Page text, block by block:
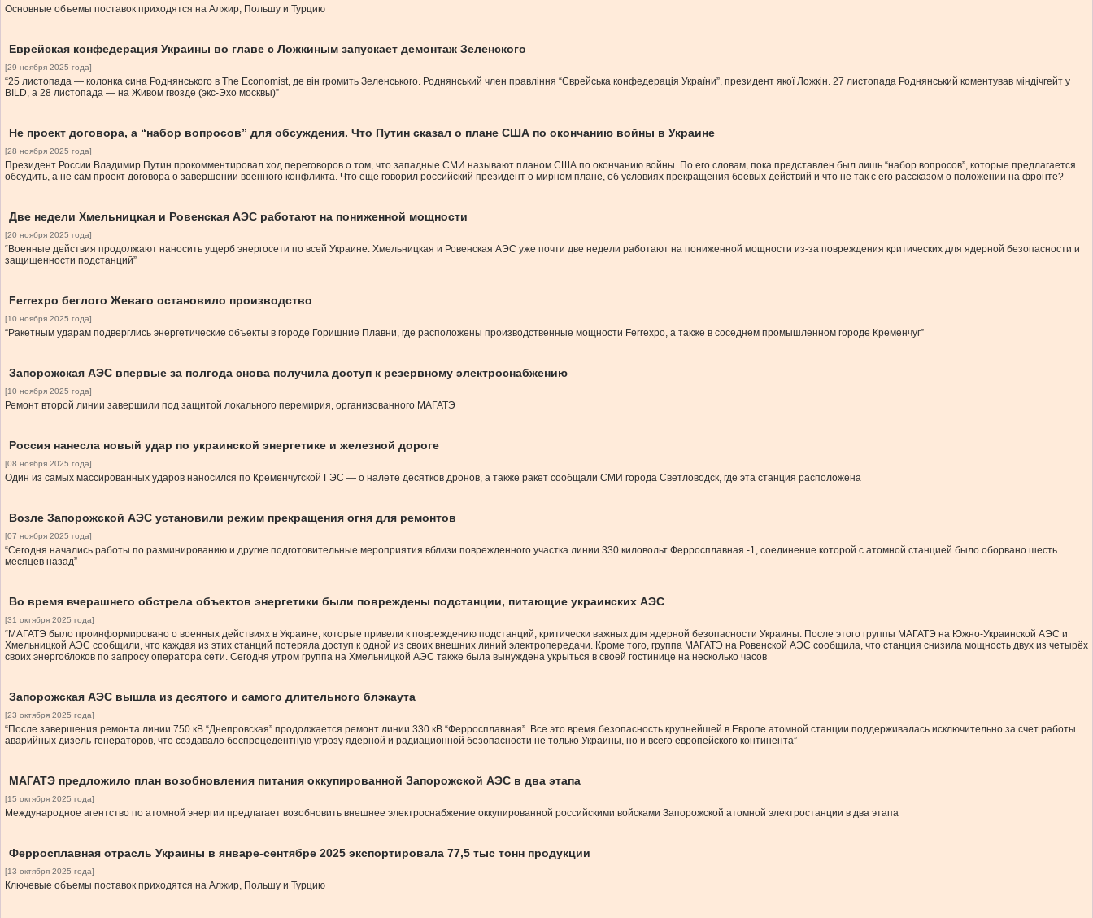
Основные объемы поставок приходятся на Алжир, Польшу и Турцию
Еврейская конфедерация Украины во главе с Ложкиным запускает демонтаж Зеленского
[29 ноября 2025 года]
“25 листопада — колонка сина Роднянського в The Economist, де він громить Зеленського. Роднянський член правління “Єврейська конфедерація України”, президент якої Ложкін. 27 листопада Роднянський коментував міндічгейт у
BILD, а 28 листопада — на Живом гвозде (экс-Эхо москвы)”
Не проект договора, а “набор вопросов” для обсуждения. Что Путин сказал о плане США по окончанию войны в Украине
[28 ноября 2025 года]
Президент России Владимир Путин прокомментировал ход переговоров о том, что западные СМИ называют планом США по окончанию войны. По его словам, пока представлен был лишь “набор вопросов”, которые предлагается
обсудить, а не сам проект договора о завершении военного конфликта. Что еще говорил российский президент о мирном плане, об условиях прекращения боевых действий и что не так с его рассказом о положении на фронте?
Две недели Хмельницкая и Ровенская АЭС работают на пониженной мощности
[20 ноября 2025 года]
“Военные действия продолжают наносить ущерб энергосети по всей Украине. Хмельницкая и Ровенская АЭС уже почти две недели работают на пониженной мощности из-за повреждения критических для ядерной безопасности и
защищенности подстанций”
Ferrexpo беглого Жеваго остановило производство
[10 ноября 2025 года]
“Ракетным ударам подверглись энергетические объекты в городе Горишние Плавни, где расположены производственные мощности Ferrexpo, а также в соседнем промышленном городе Кременчуг”
Запорожская АЭС впервые за полгода снова получила доступ к резервному электроснабжению
[10 ноября 2025 года]
Ремонт второй линии завершили под защитой локального перемирия, организованного МАГАТЭ
Россия нанесла новый удар по украинской энергетике и железной дороге
[08 ноября 2025 года]
Один из самых массированных ударов наносился по Кременчугской ГЭС — о налете десятков дронов, а также ракет сообщали СМИ города Светловодск, где эта станция расположена
Возле Запорожской АЭС установили режим прекращения огня для ремонтов
[07 ноября 2025 года]
“Сегодня начались работы по разминированию и другие подготовительные мероприятия вблизи поврежденного участка линии 330 киловольт Ферросплавная -1, соединение которой с атомной станцией было оборвано шесть
месяцев назад”
Во время вчерашнего обстрела объектов энергетики были повреждены подстанции, питающие украинских АЭС
[31 октября 2025 года]
“МАГАТЭ было проинформировано о военных действиях в Украине, которые привели к повреждению подстанций, критически важных для ядерной безопасности Украины. После этого группы МАГАТЭ на Южно-Украинской АЭС и
Хмельницкой АЭС сообщили, что каждая из этих станций потеряла доступ к одной из своих внешних линий электропередачи. Кроме того, группа МАГАТЭ на Ровенской АЭС сообщила, что станция снизила мощность двух из четырёх
своих энергоблоков по запросу оператора сети. Сегодня утром группа на Хмельницкой АЭС также была вынуждена укрыться в своей гостинице на несколько часов
Запорожская АЭС вышла из десятого и самого длительного блэкаута
[23 октября 2025 года]
“После завершения ремонта линии 750 кВ “Днепровская” продолжается ремонт линии 330 кВ “Ферросплавная”. Все это время безопасность крупнейшей в Европе атомной станции поддерживалась исключительно за счет работы
аварийных дизель-генераторов, что создавало беспрецедентную угрозу ядерной и радиационной безопасности не только Украины, но и всего европейского континента”
МАГАТЭ предложило план возобновления питания оккупированной Запорожской АЭС в два этапа
[15 октября 2025 года]
Международное агентство по атомной энергии предлагает возобновить внешнее электроснабжение оккупированной российскими войсками Запорожской атомной электростанции в два этапа
Ферросплавная отрасль Украины в январе-сентябре 2025 экспортировала 77,5 тыс тонн продукции
[13 октября 2025 года]
Ключевые объемы поставок приходятся на Алжир, Польшу и Турцию